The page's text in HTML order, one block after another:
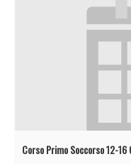
Corso Primo Soccorso 12-16